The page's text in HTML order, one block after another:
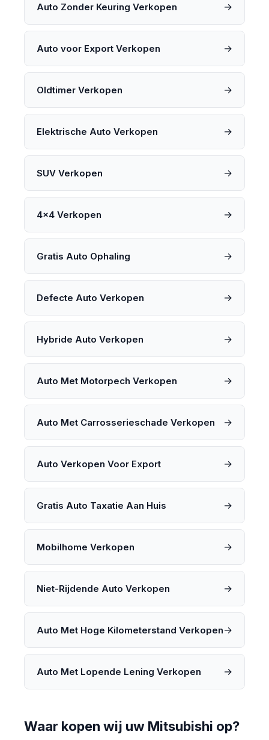
Auto Zonder Keuring Verkopen →
Auto voor Export Verkopen →
Oldtimer Verkopen →
Elektrische Auto Verkopen →
SUV Verkopen →
4x4 Verkopen →
Gratis Auto Ophaling →
Defecte Auto Verkopen →
Hybride Auto Verkopen →
Auto Met Motorpech Verkopen →
Auto Met Carrosserieschade Verkopen →
Auto Verkopen Voor Export →
Gratis Auto Taxatie Aan Huis →
Mobilhome Verkopen →
Niet-Rijdende Auto Verkopen →
Auto Met Hoge Kilometerstand Verkopen→
Auto Met Lopende Lening Verkopen →
Waar kopen wij uw Mitsubishi op?